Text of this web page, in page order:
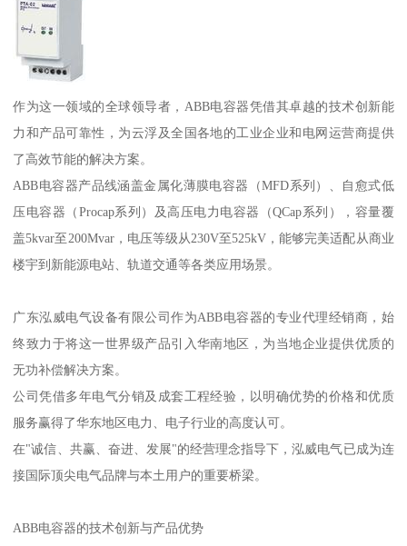
作为这一领域的全球领导者，ABB电容器凭借其卓越的技术创新能
力和产品可靠性，为云浮及全国各地的工业企业和电网运营商提供
了高效节能的解决方案。
ABB电容器产品线涵盖金属化薄膜电容器（MFD系列）、自愈式低
压电容器（Procap系列）及高压电力电容器（QCap系列），容量覆
盖5kvar至200Mvar，电压等级从230V至525kV，能够完美适配从商业
楼宇到新能源电站、轨道交通等各类应用场景。
广东泓威电气设备有限公司作为ABB电容器的专业代理经销商，始
终致力于将这一世界级产品引入华南地区，为当地企业提供优质的
无功补偿解决方案。
公司凭借多年电气分销及成套工程经验，以明确优势的价格和优质
服务赢得了华东地区电力、电子行业的高度认可。
在"诚信、共赢、奋进、发展"的经营理念指导下，泓威电气已成为连
接国际顶尖电气品牌与本土用户的重要桥梁。
ABB电容器的技术创新与产品优势